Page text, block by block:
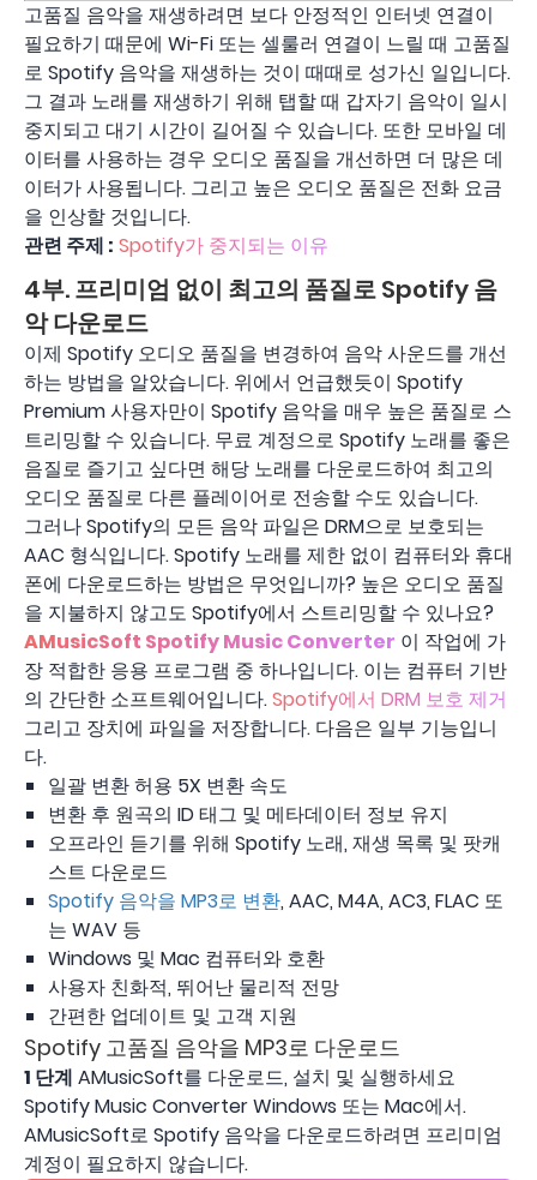
고품질 음악을 재생하려면 보다 안정적인 인터넷 연결이
필요하기 때문에 Wi-Fi 또는 셀룰러 연결이 느릴 때 고품질
로 Spotify 음악을 재생하는 것이 때때로 성가신 일입니다.
그 결과 노래를 재생하기 위해 탭할 때 갑자기 음악이 일시
중지되고 대기 시간이 길어질 수 있습니다. 또한 모바일 데
이터를 사용하는 경우 오디오 품질을 개선하면 더 많은 데
이터가 사용됩니다. 그리고 높은 오디오 품질은 전화 요금
을 인상할 것입니다.
관련 주제 : Spotify가 중지되는 이유
4부. 프리미엄 없이 최고의 품질로 Spotify 음
악 다운로드
이제 Spotify 오디오 품질을 변경하여 음악 사운드를 개선
하는 방법을 알았습니다. 위에서 언급했듯이 Spotify
Premium 사용자만이 Spotify 음악을 매우 높은 품질로 스
트리밍할 수 있습니다. 무료 계정으로 Spotify 노래를 좋은
음질로 즐기고 싶다면 해당 노래를 다운로드하여 최고의
오디오 품질로 다른 플레이어로 전송할 수도 있습니다.
그러나 Spotify의 모든 음악 파일은 DRM으로 보호되는
AAC 형식입니다. Spotify 노래를 제한 없이 컴퓨터와 휴대
폰에 다운로드하는 방법은 무엇입니까? 높은 오디오 품질
을 지불하지 않고도 Spotify에서 스트리밍할 수 있나요?
AMusicSoft Spotify Music Converter 이 작업에 가
장 적합한 응용 프로그램 중 하나입니다. 이는 컴퓨터 기반
의 간단한 소프트웨어입니다.Spotify에서 DRM 보호 제거
그리고 장치에 파일을 저장합니다. 다음은 일부 기능입니
다.
일괄 변환 허용 5X 변환 속도
변환 후 원곡의 ID 태그 및 메타데이터 정보 유지
오프라인 듣기를 위해 Spotify 노래, 재생 목록 및 팟캐
스트 다운로드
Spotify 음악을 MP3로 변환, AAC, M4A, AC3, FLAC 또
는 WAV 등
Windows 및 Mac 컴퓨터와 호환
사용자 친화적, 뛰어난 물리적 전망
간편한 업데이트 및 고객 지원
Spotify 고품질 음악을 MP3로 다운로드
1 단계 AMusicSoft를 다운로드, 설치 및 실행하세요
Spotify Music Converter Windows 또는 Mac에서.
AMusicSoft로 Spotify 음악을 다운로드하려면 프리미엄
계정이 필요하지 않습니다.